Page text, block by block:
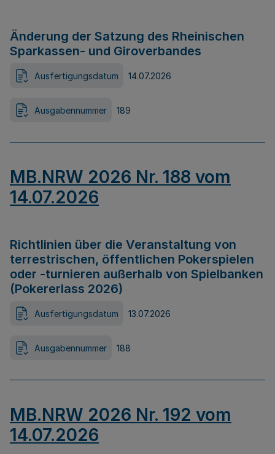
Änderung der Satzung des Rheinischen
Sparkassen- und Giroverbandes
Ausfertigungsdatum 14.07.2026
Ausgabennummer 189
MB.NRW 2026 Nr. 188 vom
14.07.2026
Richtlinien über die Veranstaltung von
terrestrischen, öffentlichen Pokerspielen
oder -turnieren außerhalb von Spielbanken
(Pokererlass 2026)
Ausfertigungsdatum 13.07.2026
Ausgabennummer 188
MB.NRW 2026 Nr. 192 vom
14.07.2026